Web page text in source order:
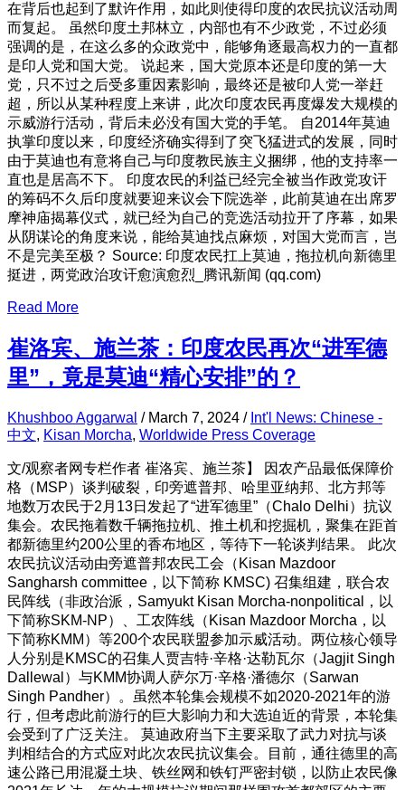
在背后也起到了默许作用，如此则使得印度的农民抗议活动周
而复起。 虽然印度土邦林立，内部也有不少政党，不过必须
强调的是，在这么多的众政党中，能够角逐最高权力的一直都
是印人党和国大党。 说起来，国大党原本还是印度的第一大
党，只不过之后受多重因素影响，最终还是被印人党一举赶
超，所以从某种程度上来讲，此次印度农民再度爆发大规模的
示威游行活动，背后未必没有国大党的手笔。 自2014年莫迪
执掌印度以来，印度经济确实得到了突飞猛进式的发展，同时
由于莫迪也有意将自己与印度教民族主义捆绑，他的支持率一
直也是居高不下。 印度农民的利益已经完全被当作政党攻讦
的筹码不久后印度就要迎来议会下院选举，此前莫迪在出席罗
摩神庙揭幕仪式，就已经为自己的竞选活动拉开了序幕，如果
从阴谋论的角度来说，能给莫迪找点麻烦，对国大党而言，岂
不是完美至极？ Source: 印度农民扛上莫迪，拖拉机向新德里
挺进，两党政治攻讦愈演愈烈_腾讯新闻 (qq.com)
Read More
崔洛宾、施兰茶：印度农民再次“进军德
里”，竟是莫迪“精心安排”的？
Khushboo Aggarwal / March 7, 2024 / Int'l News: Chinese -
中文, Kisan Morcha, Worldwide Press Coverage
文/观察者网专栏作者 崔洛宾、施兰茶】 因农产品最低保障价
格（MSP）谈判破裂，印旁遮普邦、哈里亚纳邦、北方邦等
地数万农民于2月13日发起了“进军德里”（Chalo Delhi）抗议
集会。农民拖着数千辆拖拉机、推土机和挖掘机，聚集在距首
都新德里约200公里的香布地区，等待下一轮谈判结果。 此次
农民抗议活动由旁遮普邦农民工会（Kisan Mazdoor
Sangharsh committee，以下简称 KMSC) 召集组建，联合农
民阵线（非政治派，Samyukt Kisan Morcha-nonpolitical，以
下简称SKM-NP）、工农阵线（Kisan Mazdoor Morcha，以
下简称KMM）等200个农民联盟参加示威活动。两位核心领导
人分别是KMSC的召集人贾吉特·辛格·达勒瓦尔（Jagjit Singh
Dallewal）与KMM协调人萨尔万·辛格·潘德尔（Sarwan
Singh Pandher）。虽然本轮集会规模不如2020-2021年的游
行，但考虑此前游行的巨大影响力和大选迫近的背景，本轮集
会受到了广泛关注。 莫迪政府当下主要采取了武力对抗与谈
判相结合的方式应对此次农民抗议集会。目前，通往德里的高
速公路已用混凝土块、铁丝网和铁钉严密封锁，以防止农民像